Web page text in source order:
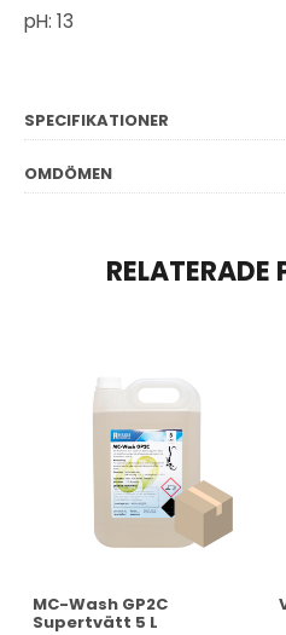
pH: 13
SPECIFIKATIONER
OMDÖMEN
RELATERADE
MC-Wash GP2C
Supertvätt 5 L